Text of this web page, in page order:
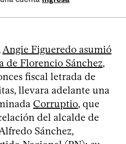
Angie Figueredo asumió
de Florencio Sánchez,
fiscal letrada de
llevara adelante una
Corruptio, que
del alcalde de
Sánchez,